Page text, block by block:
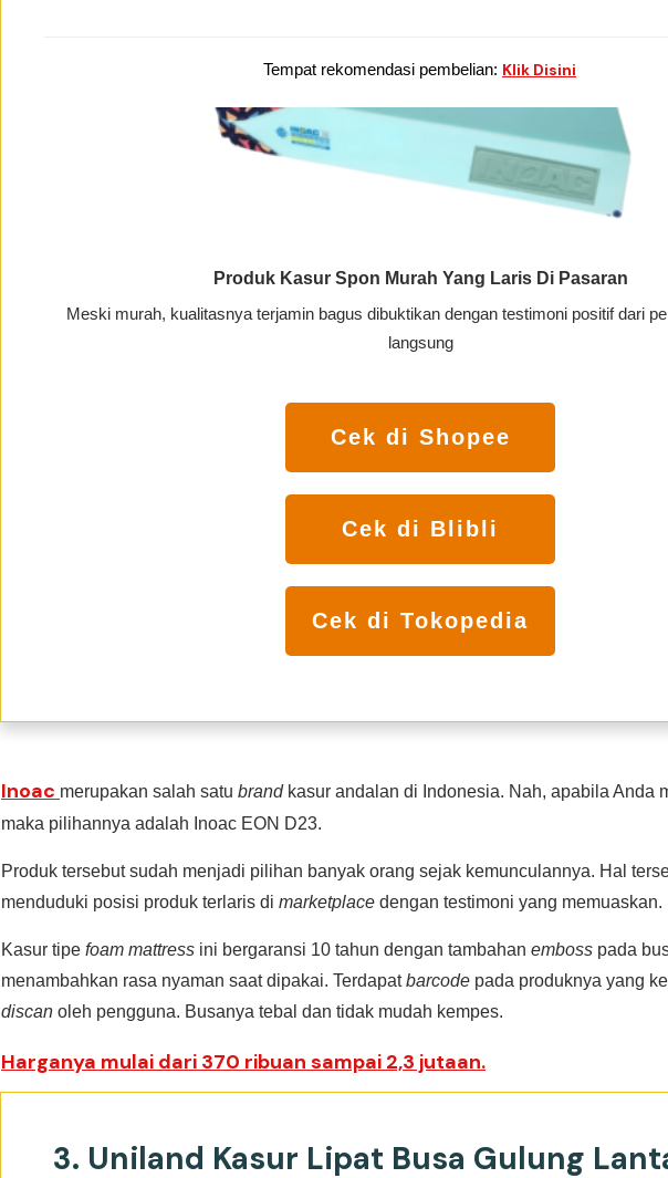
Tempat rekomendasi pembelian: Klik Disini
Produk Kasur Spon Murah Yang Laris Di Pasaran
Meski murah, kualitasnya terjamin bagus dibuktikan dengan testimoni positif dari
langsung
Cek di Shopee
Cek di Blibli
Cek di Tokopedia
Inoac merupakan salah satu brandkasur andalan di Indonesia. Nah, apabila Anda
maka pilihannya adalah Inoac EON D23.
Produk tersebut sudah menjadi pilihan banyak orang sejak kemunculannya. Hal
menduduki posisi produk terlaris di marketplace dengan testimoni yang memuaskan.
Kasur tipe foam mattress ini bergaransi 10 tahun dengan tambahan emboss pada
menambahkan rasa nyaman saat dipakai. Terdapatbarcode pada produknya yang
discan oleh pengguna. Busanya tebal dan tidak mudah kempes.
Harganya mulai dari 370 ribuan sampai 2,3 jutaan.
3. Uniland Kasur Lipat Busa Gulung